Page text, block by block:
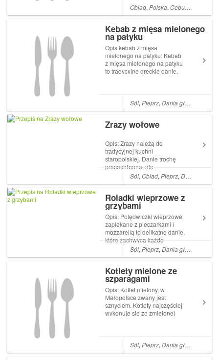
węglowodanów. Zawiera
również błonnik, który
Obiad,Polska,Cebula ,
Kebab z mięsa mielonego
na patyku
Opis kebab z mięsa
mielonego na patyku: Kebab
z mięsa mielonego na patyku
to tradycyjne greckie danie.
nazywane grecką koftą.
Ważny dodatkiem są mocne i
Sól,Pieprz,Dania główne
Zrazy wołowe
Opis: Zrazy należą do
tradycyjnej kuchni
staropolskiej. Danie trochę
pracochłonne, ale
jednocześnie tak smaczne, że
warto mu poświęcić tyle
odświętnie na naszym stole
pojawiały się półmiski zrazów
wołowych zawijanych z
ogórkiem i...
Sól,Obiad,Pieprz,Dania główne
Roladki wieprzowe z
grzybami
Opis: Polędwiczki wieprzowe
zapiekane z pieczarkami i
mozzarellą to delikatne danie,
które zachwyca każde
podniebienie. Mozzarella
przykrywa pieczarki, pod
soczyste polędwiczki
wieprzowe. Najlepiej
podawać z dodatkiem pie...
Sól,Pieprz,Dania główne
Kotlety mielone ze
szparagami
Opis: Kotlet mielony, w
Małopolsce zwany jest
sznyclem. Kotlety najczęściej
wykonuje się ze zmielonej
podać w wersji klasycznej: z
tłuczonymi ziemniakami i
Sól,Pieprz,Dania główne